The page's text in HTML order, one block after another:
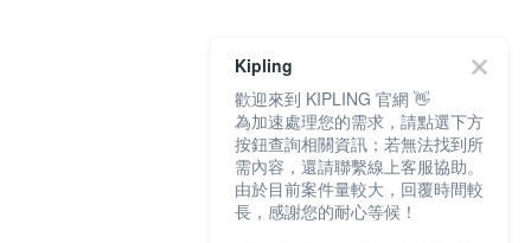
Kipling
歡迎來到 KIPLING 官網 👋
為加速處理您的需求，請點選下方
按鈕查詢相關資訊；若無法找到所
需內容，還請聯繫線上客服協助。
由於目前案件量較大，回覆時間較
長，感謝您的耐心等候！